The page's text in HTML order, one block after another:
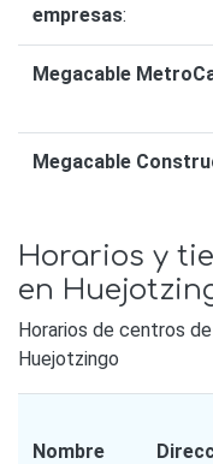
empresas:
Megacable
Megacable
Horarios y
en
Horarios de centros
Huejotzingo
Nombre